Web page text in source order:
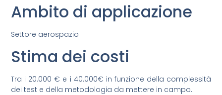
Ambito di applicazione
Settore aerospazio
Stima dei costi
Tra i 20.000 € e i 40.000€ in funzione della complessità
dei test e della metodologia da mettere in campo.